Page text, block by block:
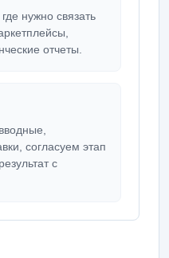
нужно связать
отчеты.
согласуем этап
с